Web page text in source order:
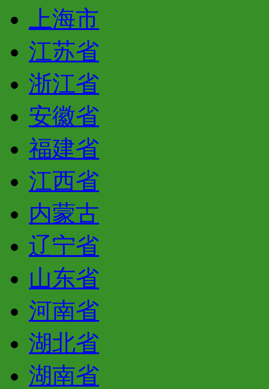
上海市
江苏省
浙江省
安徽省
福建省
江西省
内蒙古
辽宁省
山东省
河南省
湖北省
湖南省